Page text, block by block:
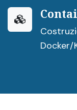
Docker/